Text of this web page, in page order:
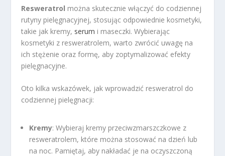
Resweratrol można skutecznie włączyć do codziennej
rutyny pielęgnacyjnej, stosując odpowiednie kosmetyki,
takie jak kremy, serum i maseczki. Wybierając
kosmetyki z resweratrolem, warto zwrócić uwagę na
ich stężenie oraz formę, aby zoptymalizować efekty
pielęgnacyjne.
Oto kilka wskazówek, jak wprowadzić resweratrol do
codziennej pielęgnacji:
Kremy: Wybieraj kremy przeciwzmarszczkowe z
resweratrolem, które można stosować na dzień lub
na noc. Pamiętaj, aby nakładać je na oczyszczoną